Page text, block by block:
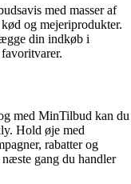
med masser af
og mejeriprodukter.
din indkøb i
med MinTilbud kan du
Hold øje med
rabatter og
gang du handler